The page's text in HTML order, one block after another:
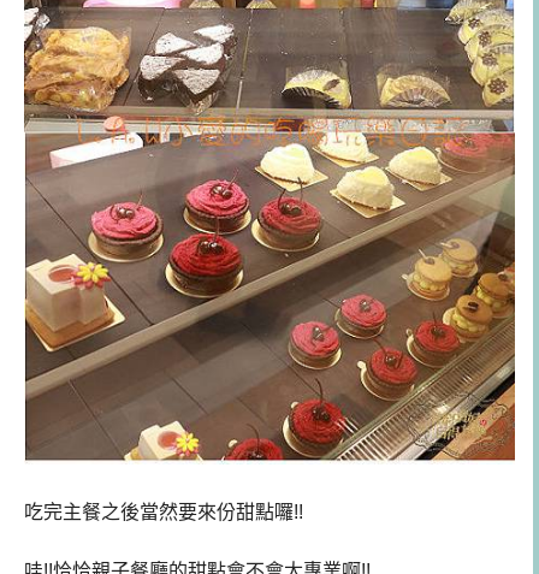
吃完主餐之後當然要來份甜點囉!!